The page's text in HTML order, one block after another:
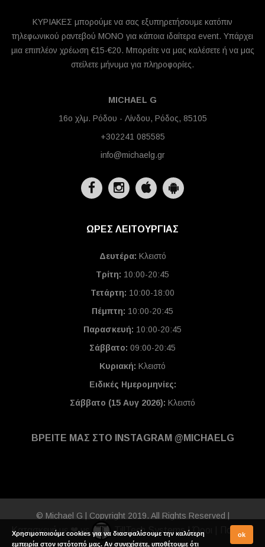
ΚΥΡΙΑΚΕΣ μπορούμε να σας εξυπηρετήσουμε κατόπιν
τηλεφωνικού ραντεβού ΜΟΝΟ για κάποια ιδαίτερα event. Υπάρχει
μια επιπλέον χρέωση €15-€20. Μπορείτε να μας καλέσετε ή να μας
στείλετε μήνυμα για πληροφορίες.
MICHAEL G
16ο χλμ. Ρόδου - Λίνδου, Ρόδος, 85105
+302241 085585
info@michaelg.gr
ΩΡΕΣ ΛΕΙΤΟΥΡΓΙΑΣ
Δευτέρα: Κλειστό
Τρίτη: 10:00-20:45
Τετάρτη: 10:00-18:00
Πέμπτη: 10:00-20:45
Παρασκευή: 10:00-20:45
Σάββατο: 09:00-20:45
Κυριακή: Κλειστό
Ειδικές Ημερομηνίες:
Σάββατο (15 Αυγ 2026): Κλειστό
ΒΡΕΙΤΕ ΜΑΣ ΣΤΟ INSTAGRAM @MICHAELG
© Michael G | Copyright 2019. All Rights Reserved |
Κατασκευή με ❤ με TillTech Systems|Όροι
Πολιτική
Χρησιμοποιούμε cookies για να διασφαλίσουμε την καλύτερη
εμπειρία στον ιστότοπό μας. Αν συνεχίσετε, υποθέτουμε ότι
ok